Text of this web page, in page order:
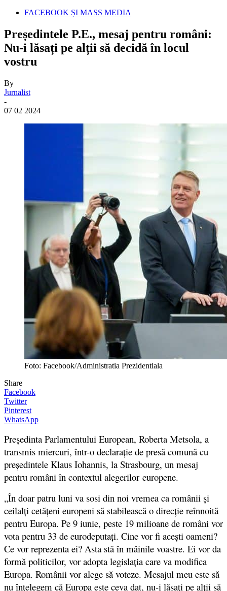
FACEBOOK ȘI MASS MEDIA
Președintele P.E., mesaj pentru români:
Nu-i lăsați pe alții să decidă în locul
vostru
By
Jurnalist
-
07 02 2024
Foto: Facebook/Administratia Prezidentiala
Share
Facebook
Twitter
Pinterest
WhatsApp
Președinta Parlamentului European, Roberta Metsola, a
transmis miercuri, într-o declarație de presă comună cu
președintele Klaus Iohannis, la Strasbourg, un mesaj
pentru români în contextul alegerilor europene.
„În doar patru luni va sosi din noi vremea ca românii și
ceilalți cetățeni europeni să stabilească o direcție reînnoită
pentru Europa. Pe 9 iunie, peste 19 milioane de români vor
vota pentru 33 de eurodeputați. Cine vor fi acești oameni?
Ce vor reprezenta ei? Asta stă în mâinile voastre. Ei vor da
formă politicilor, vor adopta legislația care va modifica
Europa. Românii vor alege să voteze. Mesajul meu este să
nu înțelegem că Europa este ceva dat, nu-i lăsați pe alții să